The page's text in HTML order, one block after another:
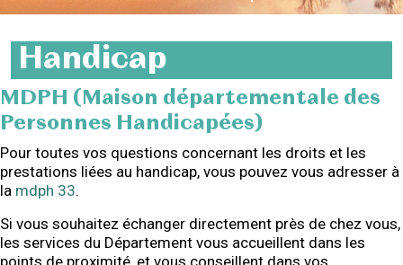
Handicap
MDPH (Maison départementale des
Personnes Handicapées)
Pour toutes vos questions concernant les droits et les
prestations liées au handicap, vous pouvez vous adresser à
la mdph 33.
Si vous souhaitez échanger directement près de chez vous,
les services du Département vous accueillent dans les
points de proximité, et vous conseillent dans vos